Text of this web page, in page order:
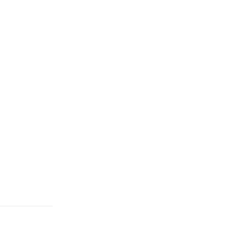
via X - U verlaat
via Facebook - U
via e-mail
nieuwsbericht via LinkedIn - U